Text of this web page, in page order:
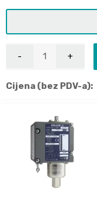
Cijena (bez PDV-a):